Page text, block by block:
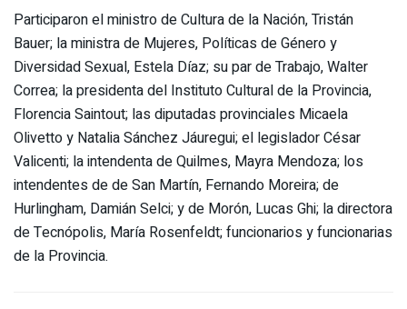
Participaron el ministro de Cultura de la Nación, Tristán
Bauer; la ministra de Mujeres, Políticas de Género y
Diversidad Sexual, Estela Díaz; su par de Trabajo, Walter
Correa; la presidenta del Instituto Cultural de la Provincia,
Florencia Saintout; las diputadas provinciales Micaela
Olivetto y Natalia Sánchez Jáuregui; el legislador César
Valicenti; la intendenta de Quilmes, Mayra Mendoza; los
intendentes de de San Martín, Fernando Moreira; de
Hurlingham, Damián Selci; y de Morón, Lucas Ghi; la directora
de Tecnópolis, María Rosenfeldt; funcionarios y funcionarias
de la Provincia.